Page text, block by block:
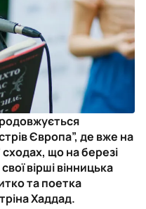
Європа”, де вже на
сходах, що на березі
вірші вінницька
та поетка
Хаддад.